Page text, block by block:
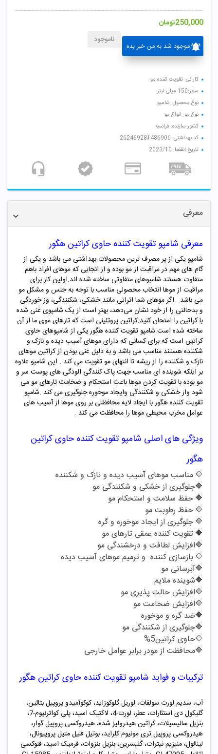
250,000تومان
موجود شد به من خبر بده
ناموجود
کارائی: تقویت کننده مو
سایز:150 میلی لیتر
نوع محصول: شامپو
نوع مو: انواع مو
کشور سازنده: فرانسه
کد بهداشتی: 262469281486906
تاریخ انقضا: 2023/10
معرفی
معرفی شامپو تقویت کننده حاوی کراتین هگور
شامپو یکی از پر مصرف ترین محصولات بهداشتی می باشد و یکی از
گام های مهم در مراقبت از مو بوده و از انجایی که موهای افراد باهم
متفاوت هستند شامپوهای متفاوتی ساخته شده اند.اولین کار برای
مراقبت از موها انتخاب محصولی مناسب با توجه به جنس و مشکل مو
می باشد . اگر موهای شما اثراتی مانند خشکی، شکنندگی، وز خوردگی
و بدحالتی را از خود نشان می‌دهد، بهتر است از یک شامپوی غنی شده
با کراتین را امتحان کنید.کراتین پروتئینی است که تارهای موی ما از آن
ساخته شده است.شامپو تقویت کننده هگور یکی از شامپوهای حاوی
کراتین است که برای کسانی که دارای موهای آسیب دیده و نازک و
شکننده هستند مناسب می باشد و به دلیل غنی بودن از کراتین موهای
نازک و شکننده را از ریشه تا انتهای مو تقویت می کند . این شامپو علاوه
بر اینکه شوینده ای مناسب جهت پاک کنندگی الودگی های پوست سر و
مو بوده با تقویت کردن موها باعث استحکام و ضخامت تارهای مو می
شود واز خشکی و شکنندگی وایجاد موخوره جلوگیری می کند .شامپو
تقویت کننده هگور با ایجاد لایه محافظتی بر روی موها از آسیب های
عوامل مخرب محیطی موها را محافظت می کند .
ویژگی های اصلی شامپو تقویت کننده حاوی کراتین
هگور
🔷مناسب موهای آسیب دیده و نازک و شکننده
🔷جلوگیری از خشکی و شکنندگی مو
🔷حفظ سلامت و استحکام مو
🔷حفظ رطوبت مو
🔷جلوگیری از ایجاد موخوره و گره
🔷تقویت کننده عمقی تارهای مو
🔷افزایش لطافت و درخشندگی مو
🔷بازسازی کننده و ترمیم موهای آسیب دیده
🔷آبرسانی مو
🔷شوینده ملایم
🔷افزایش حالت پذیری مو
🔷افزایش ضخامت مو
🔷ضد گره و موخوره
🔷جلوگیری از شکنندگی مو
🔷حاوی کراتین5%
🔷محافظت از مودر برابر عوامل خارجی
ترکیبات و فواید شامپو تقویت کننده حاوی کراتین هگور
آب، سدیم لورت سولفات، لوریل گلوکوزاید، کوکوآمیدو پروپیل بتائین،
گلیکول دی استئارات، عطر، لورت-4، لاکتیک اسید، پلی کواترنیوم-7،
بنزیل سالیسیلات، کراتین هیدرولیز شده، هیدروکسی پروپیل گوار،
هیدروکسی پروپیل تری مونیوم کلراید، بوتیل فنیل متیل پروپیونال،
لینالول، منیزیم نیترات، گلیسرین، بنزیل بنزوات، فرمیک اسید، فنوکسی